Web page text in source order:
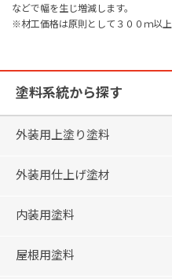
などで幅を生じ増減します。
※材工価格は原則として３００ｍ以上
塗料系統から探す
外装用上塗り塗料
外装用仕上げ塗材
内装用塗料
屋根用塗料